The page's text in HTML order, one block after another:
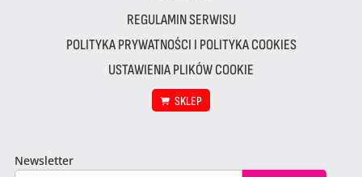
REGULAMIN SERWISU
POLITYKA PRYWATNOŚCI I POLITYKA COOKIES
USTAWIENIA PLIKÓW COOKIE
SKLEP
Newsletter